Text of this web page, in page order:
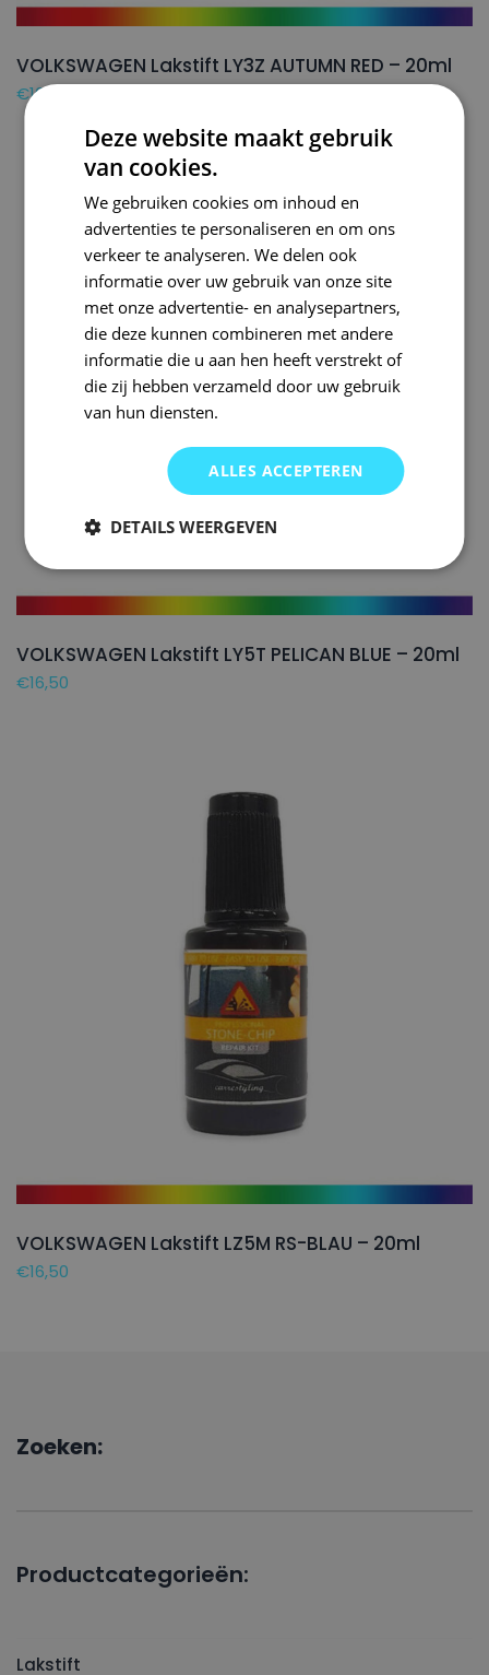
VOLKSWAGEN Lakstift LY3Z AUTUMN RED – 20ml
€16,50
VOLKSWAGEN Lakstift LY5T PELICAN BLUE – 20ml
€16,50
VOLKSWAGEN Lakstift LZ5M RS-BLAU – 20ml
€16,50
Zoeken:
Productcategorieën:
Lakstift
Deze website maakt gebruik
van cookies.
We gebruiken cookies om inhoud en
advertenties te personaliseren en om ons
verkeer te analyseren. We delen ook
informatie over uw gebruik van onze site
met onze advertentie- en analysepartners,
die deze kunnen combineren met andere
informatie die u aan hen heeft verstrekt of
die zij hebben verzameld door uw gebruik
van hun diensten.
ALLES ACCEPTEREN
DETAILS WEERGEVEN